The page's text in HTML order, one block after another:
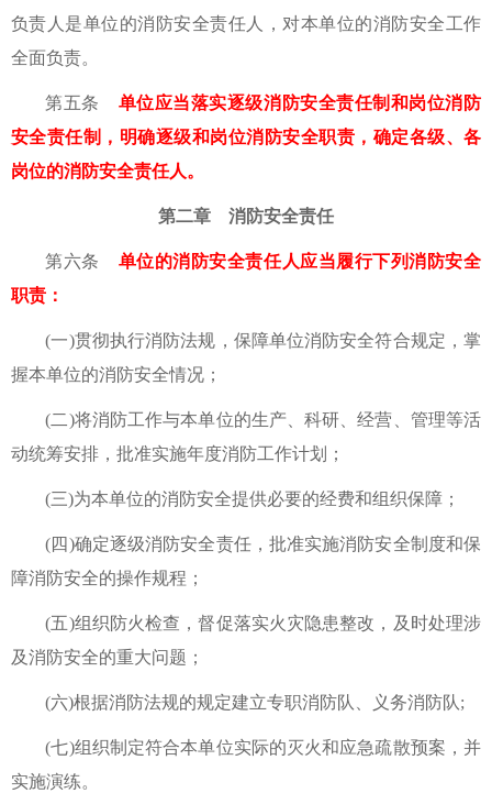
负责人是单位的消防安全责任人，对本单位的消防安全工作
全面负责。
第五条 单位应当落实逐级消防安全责任制和岗位消防
安全责任制，明确逐级和岗位消防安全职责，确定各级、各
岗位的消防安全责任人。
第二章 消防安全责任
第六条 单位的消防安全责任人应当履行下列消防安全
职责：
(一)贯彻执行消防法规，保障单位消防安全符合规定，掌
握本单位的消防安全情况；
(二)将消防工作与本单位的生产、科研、经营、管理等活
动统筹安排，批准实施年度消防工作计划；
(三)为本单位的消防安全提供必要的经费和组织保障；
(四)确定逐级消防安全责任，批准实施消防安全制度和保
障消防安全的操作规程；
(五)组织防火检查，督促落实火灾隐患整改，及时处理涉
及消防安全的重大问题；
(六)根据消防法规的规定建立专职消防队、义务消防队;
(七)组织制定符合本单位实际的灭火和应急疏散预案，并
实施演练。